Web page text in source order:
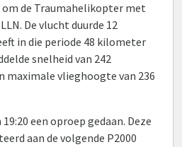
om de Traumahelikopter met
De vlucht duurde 12
in die periode 48 kilometer
snelheid van 242
maximale vlieghoogte van 236
een oproep gedaan. Deze
aan de volgende P2000